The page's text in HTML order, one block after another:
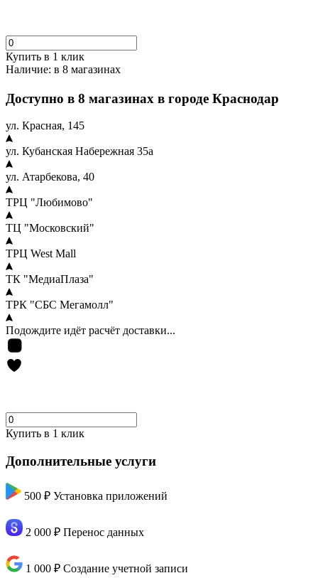
Купить в 1 клик
Наличие: в 8 магазинах
Доступно в 8 магазинах в городе Краснодар
ул. Красная, 145
ул. Кубанская Набережная 35а
ул. Атарбекова, 40
ТРЦ "Любимово"
ТЦ "Московский"
ТРЦ West Mall
ТК "МедиаПлаза"
ТРК "СБС Мегамолл"
Подождите идёт расчёт доставки...
Купить в 1 клик
Дополнительные услуги
500 ₽ Установка приложений
2 000 ₽ Перенос данных
1 000 ₽ Создание учетной записи